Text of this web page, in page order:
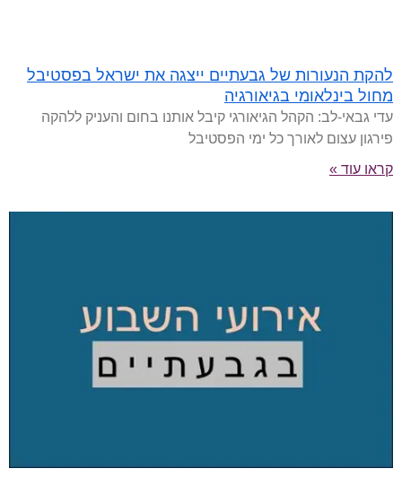
להקת הנעורות של גבעתיים ייצגה את ישראל בפסטיבל
מחול בינלאומי בגיאורגיה
עדי גבאי-לב: הקהל הגיאורגי קיבל אותנו בחום והעניק ללהקה
פירגון עצום לאורך כל ימי הפסטיבל
קראו עוד »